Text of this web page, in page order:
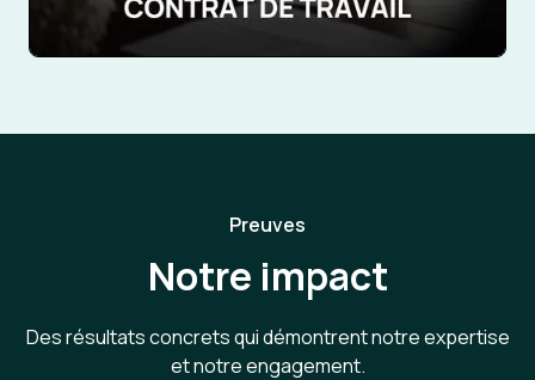
Preuves
Notre impact
Des résultats concrets qui démontrent notre expertise
et notre engagement.